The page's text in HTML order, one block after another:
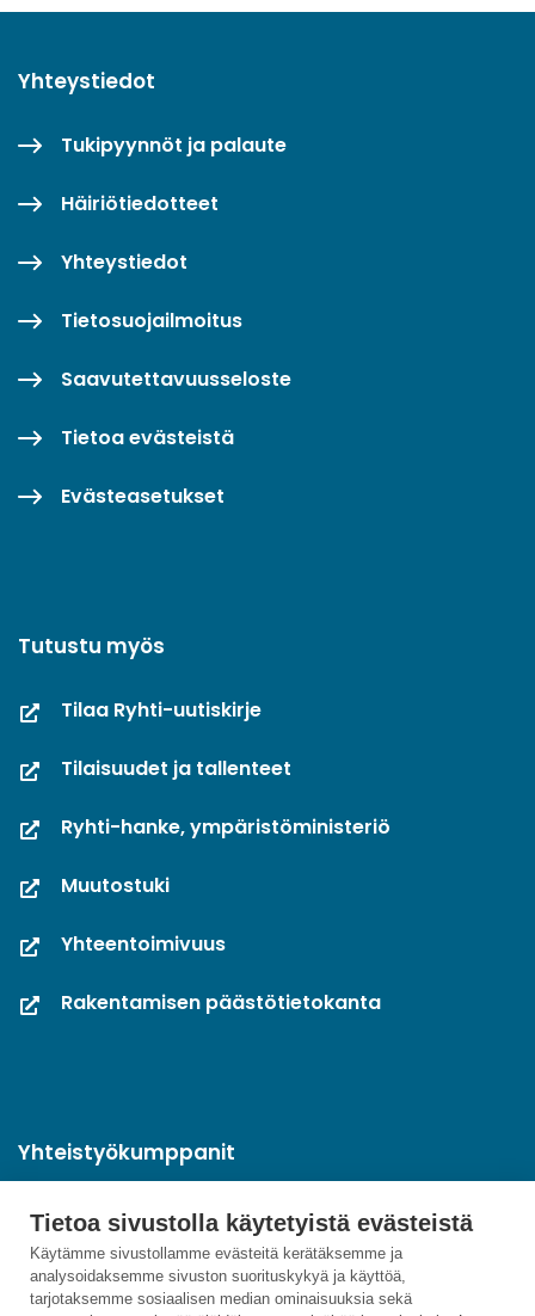
Tietoa sivustolla käytetyistä evästeistä
Käytämme sivustollamme evästeitä kerätäksemme ja
analysoidaksemme sivuston suorituskykyä ja käyttöä,
tarjotaksemme sosiaalisen median ominaisuuksia sekä
Yhteystiedot
Tukipyynnöt ja palaute
Häiriötiedotteet
Yhteystiedot
Tietosuojailmoitus
Saavutettavuusseloste
Tietoa evästeistä
Evästeasetukset
Tutustu myös
Tilaa Ryhti-uutiskirje
Tilaisuudet ja tallenteet
Ryhti-hanke, ympäristöministeriö
Muutostuki
Yhteentoimivuus
Rakentamisen päästötietokanta
Yhteistyökumppanit